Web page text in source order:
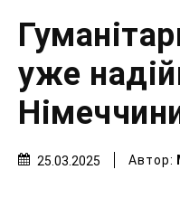
уже
25.03.2025 Автор: